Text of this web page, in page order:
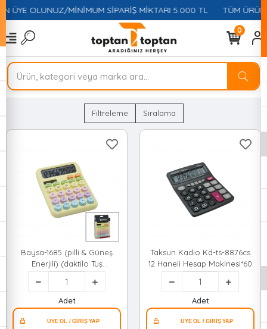
ÜYE OLUNUZ/MİNİMUM SİPARİŞ MİKTARI 5.000 TL TÜM
0
Filtreleme Sıralama
Baysa-1685 (pilli & Güneş
Enerjili) (daktilo Tuş
Model=renkli) (12 Haneli)
Hesap Makinesi (16x12x2cm )
(162gr)*96
Adet
Taksun Kadio Kd-ts-8876cs
12 Haneli Hesap Makinesi*60
Adet